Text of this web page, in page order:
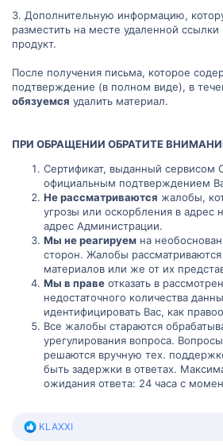
3. Дополнительную информацию,
разместить на месте удаленной
продукт.
После получения письма, которое
подтверждение (в полном виде), в
обязуемся удалить материал.
ПРИ ОБРАЩЕНИИ ОБРАТИТЕ
Сертификат, выданный сервисом
официальным подтверждением
Не рассматриваются жалобы,
угрозы или оскорбления в адрес
адрес Администрации.
Мы не реагируем на
сторон. Жалобы
материалов или же от их
Мы в праве отказать в
недостаточного количества
идентифицировать Вас, как
Все жалобы стараются
урегулирования вопроса.
решаются вручную тех.
быть задержки в ответах.
ожидания ответа: 24 часа с
Р
KLAXXI